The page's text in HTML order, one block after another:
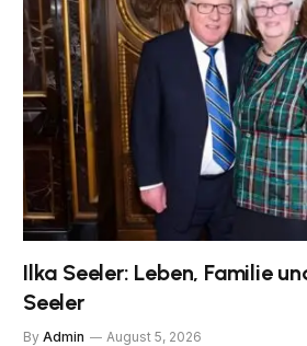
Ilka Seeler: Leben, Familie
Seeler
By Admin August 5, 2026